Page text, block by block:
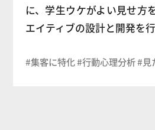
に、学生ウケがよい見せ方
エイティブの設計と開発を行
#集客に特化 #行動心理分析 #見